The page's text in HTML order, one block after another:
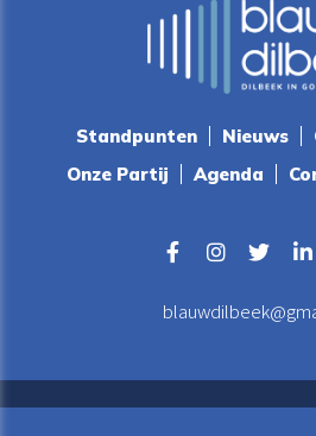
Standpunten Nieuws
Onze Partij
Agenda
Copyright All Rights